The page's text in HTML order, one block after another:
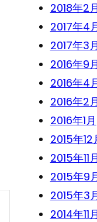
2018年2月
2017年4
2017年3月
2016年9月
2016年4
2016年2月
2016年1月
2015年12
2015年11月
2015年9
2015年3
2014年11月